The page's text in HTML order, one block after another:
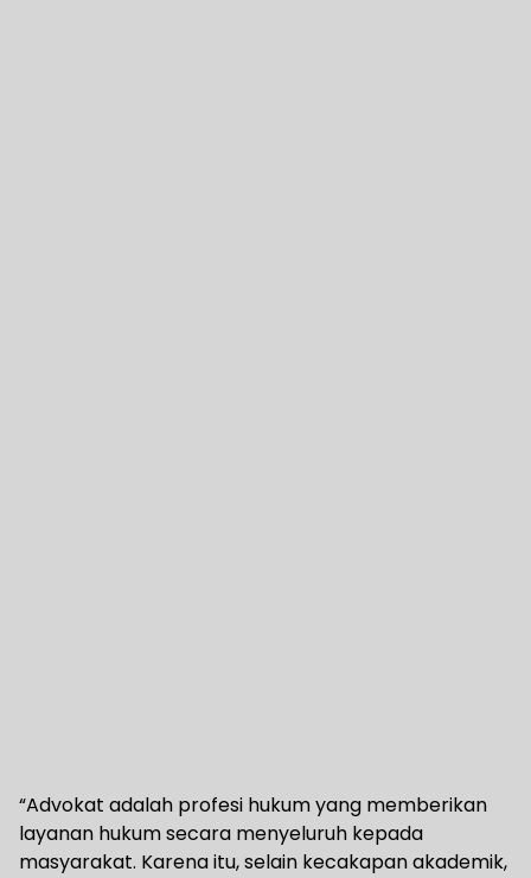
“Advokat adalah profesi hukum yang memberikan
layanan hukum secara menyeluruh kepada
masyarakat. Karena itu, selain kecakapan akademik,